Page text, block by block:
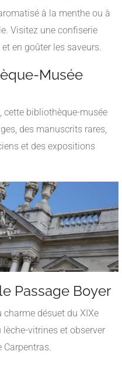
à la menthe ou à
Visitez une confiserie
en goûter les saveurs.
Musée
cette bibliothèque-musée
des manuscrits rares,
et des expositions
Passage Boyer
désuet du XIXe
vitrines et observer
Carpentras.